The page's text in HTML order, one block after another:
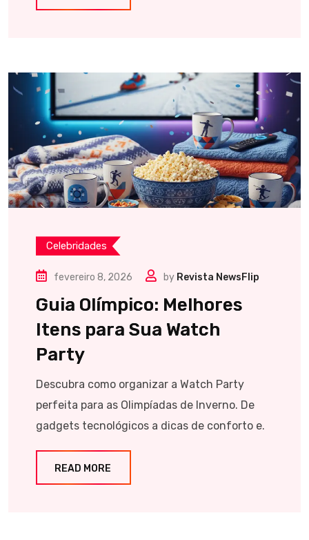
Celebridades
fevereiro 8, 2026 by Revista NewsFlip
Guia Olímpico: Melhores
Itens para Sua Watch
Party
Descubra como organizar a Watch Party
perfeita para as Olimpíadas de Inverno. De
gadgets tecnológicos a dicas de conforto e.
READ MORE